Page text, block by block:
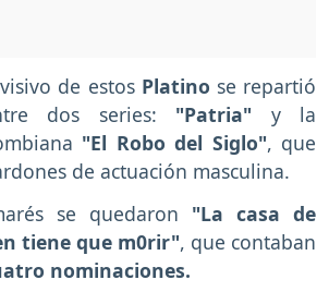
de estosPlatino se repartió
dos series: "Patria" y la
"El Robo del Siglo", que
de actuación masculina.
se quedaron "La casa de
tiene que m0rir", que contaban
nominaciones.